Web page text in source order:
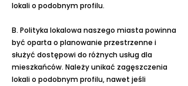
lokali o podobnym profilu.
B. Polityka lokalowa naszego miasta powinna
być oparta o planowanie przestrzenne i
służyć dostępowi do różnych usług dla
mieszkańców. Należy unikać zagęszczenia
lokali o podobnym profilu, nawet jeśli